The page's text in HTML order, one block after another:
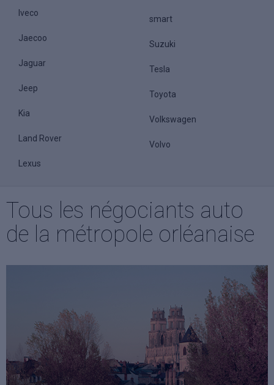
Iveco
Jaecoo
Jaguar
Jeep
Kia
Land Rover
Lexus
smart
Suzuki
Tesla
Toyota
Volkswagen
Volvo
Tous les négociants auto
de la métropole orléanaise